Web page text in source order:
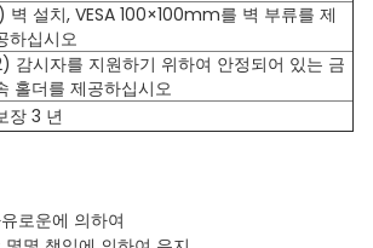
벽 설치, VESA 100×100mm를 벽 부류를 제
하십시오
감시자를 지원하기 위하여 안정되어 있는 금
홀더를 제공하십시오
장 3 년
로운에 의하여